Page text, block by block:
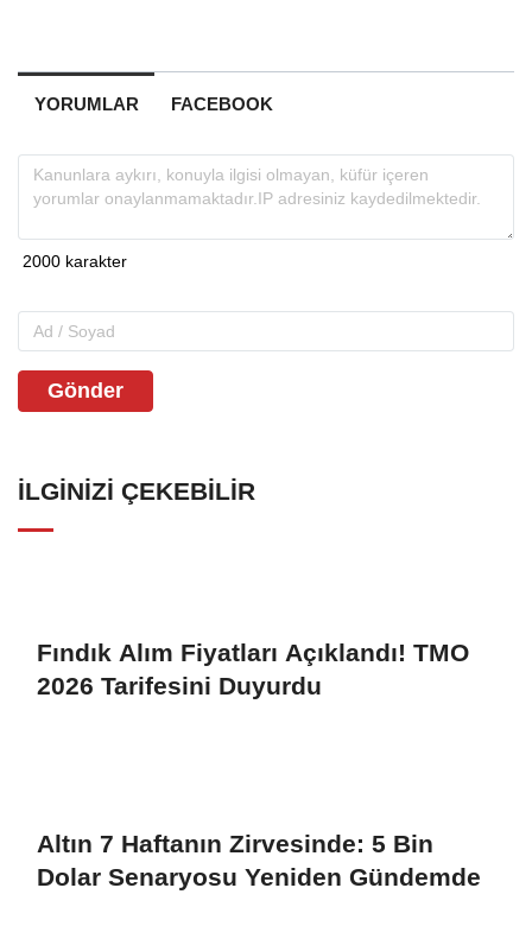
YORUMLAR FACEBOOK
Gönder
İLGINIZI ÇEKEBILIR
Fındık Alım Fiyatları Açıklandı! TMO
2026 Tarifesini Duyurdu
Altın 7 Haftanın Zirvesinde: 5 Bin
Dolar Senaryosu Yeniden Gündemde